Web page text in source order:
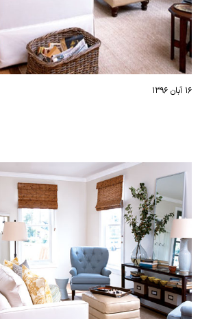
۱۶ آبان ۱۳۹۶